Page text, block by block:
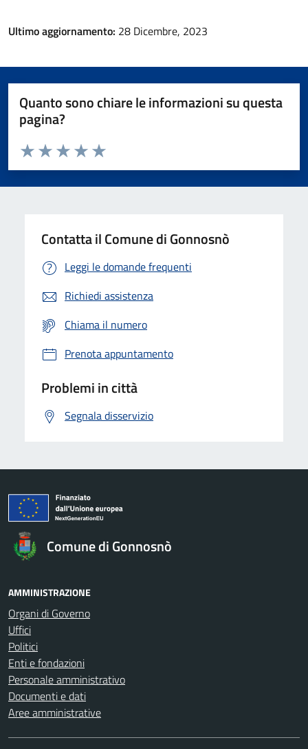
Ultimo aggiornamento: 28 Dicembre, 2023
Quanto sono chiare le informazioni su questa
pagina?
Valuta da 1 a 5 stelle la pagina
Valuta 5 stelle su 5
Valuta 4 stelle su 5
Valuta 3 stelle su 5
Valuta 2 stelle su 5
Valuta 1 stelle su 5
Contatta il Comune di Gonnosnò
Leggi le domande frequenti
Richiedi assistenza
Chiama il numero
Prenota appuntamento
Problemi in città
Segnala disservizio
Comune di Gonnosnò
AMMINISTRAZIONE
Organi di Governo
Uffici
Politici
Enti e fondazioni
Personale amministrativo
Documenti e dati
Aree amministrative